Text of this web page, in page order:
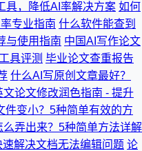
具，降低AI率解决方案 如何
专业指南 什么软件能查到
与使用指南 中国AI写作论文
具评测 毕业论文查重报告
什么AI写原创文章最好？
文论文修改润色指南 - 提升
件变小？5种简单有效的方
弄出来？5种简单方法详解
解决文档无法编辑问题 论